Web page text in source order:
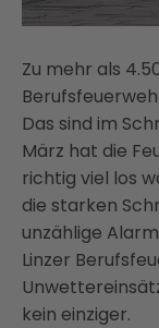
Zu mehr als
Das sind im
März hat die
richtig viel los
die starken
unzählige
Linzer
kein einziger.